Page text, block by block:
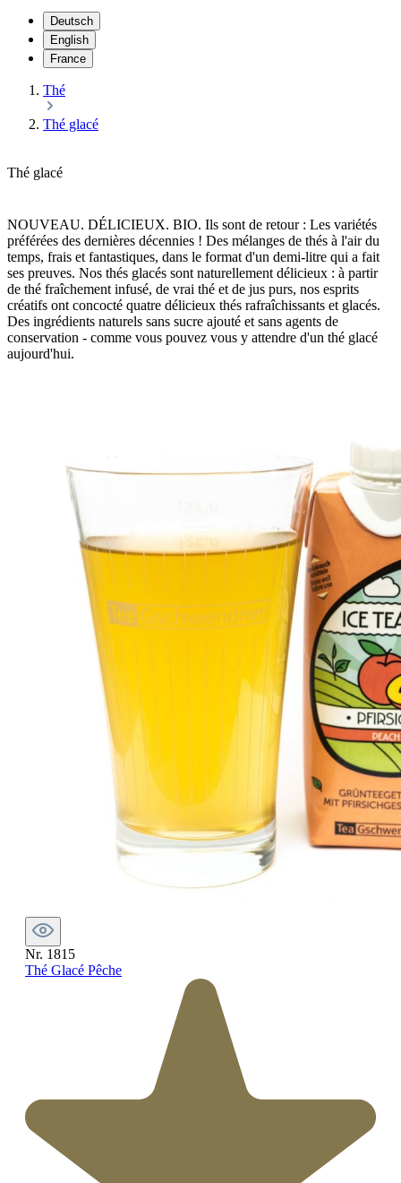
Deutsch
English
France
Thé
Thé glacé
Thé glacé
NOUVEAU. DÉLICIEUX. BIO. Ils sont de retour : Les variétés
préférées des dernières décennies ! Des mélanges de thés à l'air du
temps, frais et fantastiques, dans le format d'un demi-litre qui a fait
ses preuves. Nos thés glacés sont naturellement délicieux : à partir
de thé fraîchement infusé, de vrai thé et de jus purs, nos esprits
créatifs ont concocté quatre délicieux thés rafraîchissants et glacés.
Des ingrédients naturels sans sucre ajouté et sans agents de
conservation - comme vous pouvez vous y attendre d'un thé glacé
aujourd'hui.
Nr. 1815
Thé Glacé Pêche